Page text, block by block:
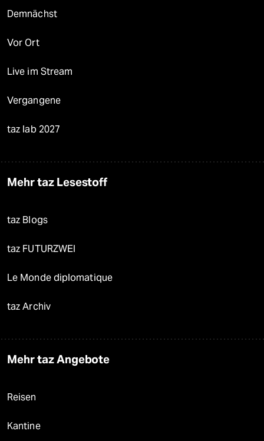
Demnächst
Vor Ort
Live im Stream
Vergangene
taz lab 2027
Mehr taz Lesestoff
taz Blogs
taz FUTURZWEI
Le Monde diplomatique
taz Archiv
Mehr taz Angebote
Reisen
Kantine